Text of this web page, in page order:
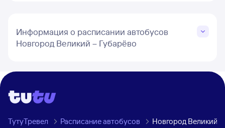
Информация о расписании автобусов
Новгород Великий – Губарёво
ТутуТревел Расписание автобусов Новгород Великий